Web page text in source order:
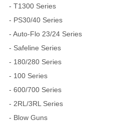
- T1300 Series
- PS30/40 Series
- Auto-Flo 23/24 Series
- Safeline Series
- 180/280 Series
- 100 Series
- 600/700 Series
- 2RL/3RL Series
- Blow Guns